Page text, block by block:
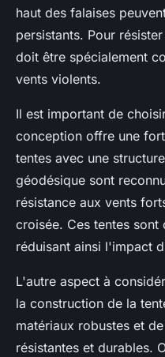
haut des falaises
persistants. Pour
doit être spécialement
vents violents.
Il est important de
conception offre une
tentes avec une
géodésique sont
résistance aux vents
croisée. Ces tentes
réduisant ainsi l'impact
L'autre aspect à
la construction de la
matériaux robustes et
résistantes et durables.